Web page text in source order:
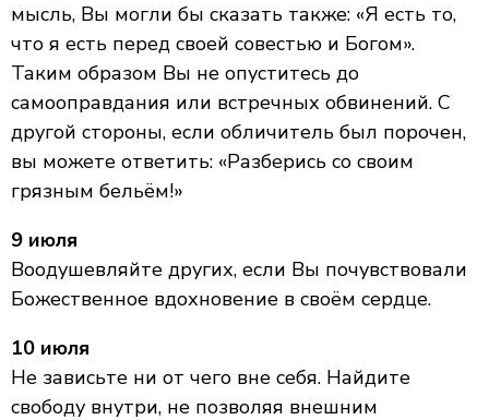
мысль, Вы могли бы сказать также: «Я есть то,
что я есть перед своей совестью и Богом».
Таким образом Вы не опуститесь до
самооправдания или встречных обвинений. С
другой стороны, если обличитель был порочен,
вы можете ответить: «Разберись со своим
грязным бельём!»
9 июля
Воодушевляйте других, если Вы почувствовали
Божественное вдохновение в своём сердце.
10 июля
Не зависьте ни от чего вне себя. Найдите
свободу внутри, не позволяя внешним